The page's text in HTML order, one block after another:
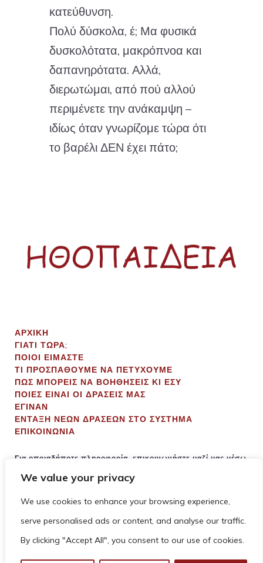
We value your privacy
We use cookies to enhance your browsing experience,
serve personalised ads or content, and analyse our traffic.
By clicking "Accept All", you consent to our use of cookies.
κατεύθυνση.
Πολύ δύσκολα, έ; Μα φυσικά
δυσκολότατα, μακρόπνοα και
δαπανηρότατα. Αλλά,
διερωτώμαι, από πού αλλού
περιμένετε την ανάκαμψη –
ιδίως όταν γνωρίζομε τώρα ότι
το βαρέλι ΔΕΝ έχει πάτο;
ΑΡΧΙΚΗ
ΓΙΑΤΙ ΤΩΡΑ;
ΠΟΙΟΙ ΕΙΜΑΣΤΕ
ΤΙ ΠΡΟΣΠΑΘΟΥΜΕ ΝΑ ΠΕΤΥΧΟΥΜΕ
ΠΩΣ ΜΠΟΡΕΙΣ ΝΑ ΒΟΗΘΗΣΕΙΣ ΚΙ ΕΣΥ
ΠΟΙΕΣ ΕΙΝΑΙ ΟΙ ΔΡΑΣΕΙΣ ΜΑΣ
ΕΓΙΝΑΝ
ΕΝΤΑΞΗ ΝΕΩΝ ΔΡΑΣΕΩΝ ΣΤΟ ΣΥΣΤΗΜΑ
ΕΠΙΚΟΙΝΩΝΙΑ
Για οποιαδήποτε πληροφορία, επικοινωνήστε μαζί μας μέσω